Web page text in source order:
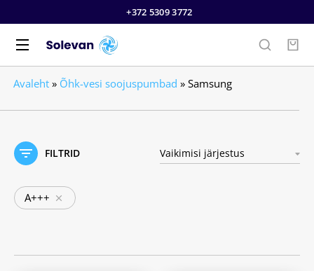
+372 5309 3772
Avaleht » Õhk-vesi soojuspumbad » Samsung
FILTRID
A+++